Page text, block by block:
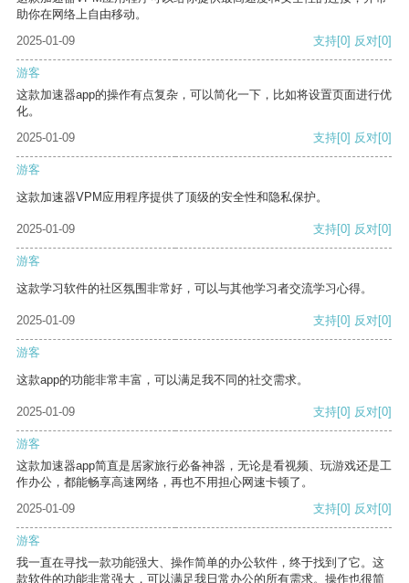
助你在网络上自由移动。
2025-01-09
支持[0] 反对[0]
游客
这款加速器app的操作有点复杂，可以简化一下，比如将设置页面进行优
化。
2025-01-09
支持[0] 反对[0]
游客
这款加速器VPM应用程序提供了顶级的安全性和隐私保护。
2025-01-09 支持[0] 反对[0]
游客
这款学习软件的社区氛围非常好，可以与其他学习者交流学习心得。
2025-01-09 支持[0] 反对[0]
游客
这款app的功能非常丰富，可以满足我不同的社交需求。
2025-01-09 支持[0] 反对[0]
游客
这款加速器app简直是居家旅行必备神器，无论是看视频、玩游戏还是工
作办公，都能畅享高速网络，再也不用担心网速卡顿了。
2025-01-09
支持[0] 反对[0]
游客
我一直在寻找一款功能强大、操作简单的办公软件，终于找到了它。这
款软件的功能非常强大，可以满足我日常办公的所有需求。操作也很简